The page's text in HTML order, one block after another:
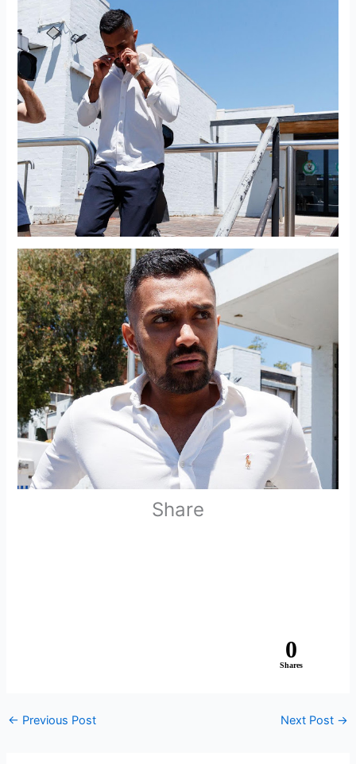
Share
0
Shares
← Previous Post Next Post →